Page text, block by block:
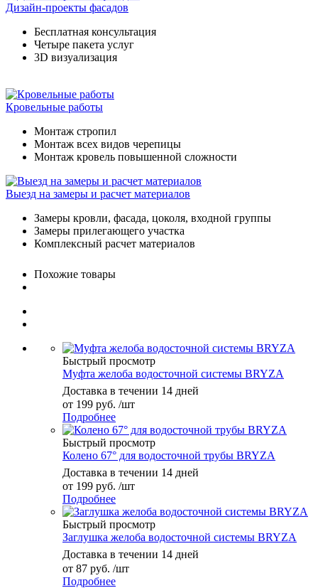
Дизайн-проекты фасадов
Бесплатная консультация
Четыре пакета услуг
3D визуализация
Кровельные работы
Монтаж стропил
Монтаж всех видов черепицы
Монтаж кровель повышенной сложности
Выезд на замеры и расчет материалов
Замеры кровли, фасада, цоколя, входной группы
Замеры прилегающего участка
Комплексный расчет материалов
Похожие товары
Быстрый просмотр
Муфта желоба водосточной системы BRYZA
Доставка в течении 14 дней
от 199 руб. /шт
Подробнее
Быстрый просмотр
Колено 67° для водосточной трубы BRYZA
Доставка в течении 14 дней
от 199 руб. /шт
Подробнее
Быстрый просмотр
Заглушка желоба водосточной системы BRYZA
Доставка в течении 14 дней
от 87 руб. /шт
Подробнее